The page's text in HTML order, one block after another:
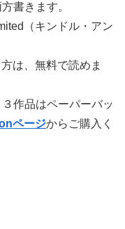
書きます。
（キンドル・アン
は、無料で読めま
作品はペーパーバッ
ページからご購入く